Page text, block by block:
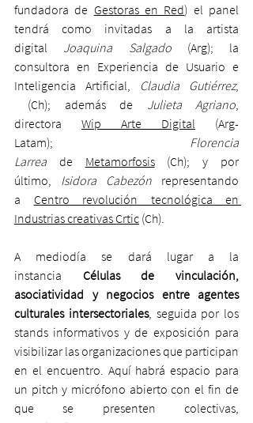
fundadora de Gestoras en Red) el panel
tendrá como invitadas a la artista
digital Joaquina Salgado (Arg); la
consultora en Experiencia de Usuario e
Inteligencia Artificial, Claudia Gutiérrez,
(Ch); además de Julieta Agriano,
directora Wip Arte Digital (Arg-
Latam); Florencia
Larrea de Metamorfosis (Ch); y por
último, Isidora Cabezón representando
a Centro revolución tecnológica en
Industrias creativas Crtic (Ch).
A mediodía se dará lugar a la
instancia Células de vinculación,
asociatividad y negocios entre agentes
culturales intersectoriales, seguida por los
stands informativos y de exposición para
visibilizar las organizaciones que participan
en el encuentro. Aquí habrá espacio para
un pitch y micrófono abierto con el fin de
que se presenten colectivas,